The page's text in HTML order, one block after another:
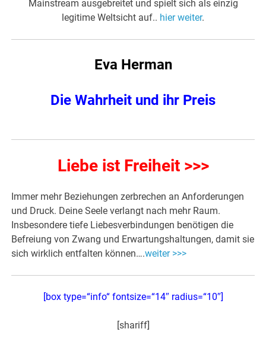
Mainstream ausgebreitet und spielt sich als einzig
legitime Weltsicht auf.. hier weiter.
Eva Herman
Die Wahrheit und ihr Preis
Liebe ist Freiheit >>>
Immer mehr Beziehungen zerbrechen an Anforderungen
und Druck. Deine Seele verlangt nach mehr Raum.
Insbesondere tiefe Liebesverbindungen benötigen die
Befreiung von Zwang und Erwartungshaltungen, damit sie
sich wirklich entfalten können….weiter >>>
[box type=“info“ fontsize=“14″ radius=“10″]
[shariff]